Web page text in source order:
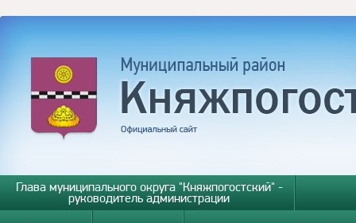
Глава муниципального округа "Княжпогостский" -
руководитель администрации